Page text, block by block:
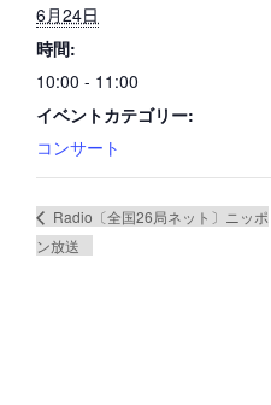
6月24日
時間:
10:00 - 11:00
イベントカテゴリー:
コンサート
Radio〔全国26局ネット〕ニッポ
ン放送